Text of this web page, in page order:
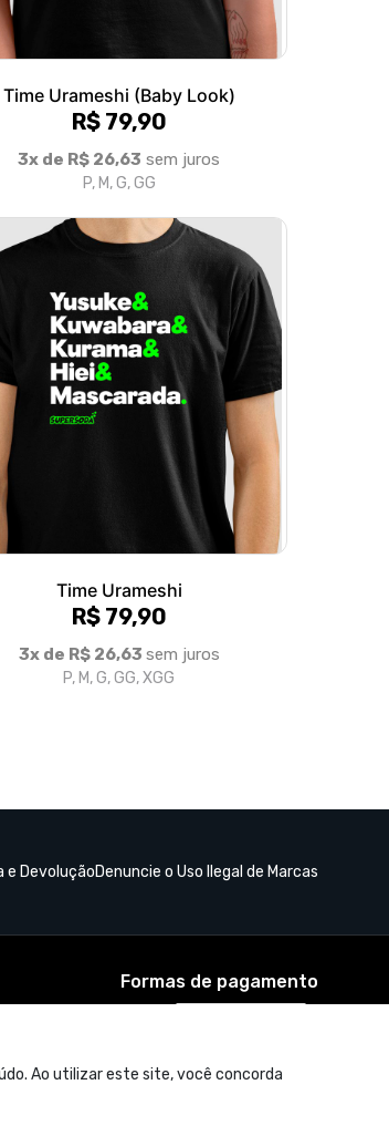
Time Urameshi
R$ 79,90
3x de R$ 26,63sem juros
P, M, G, GG, XGG
Ao utilizar este site, você concorda
e DevoluçãoDenuncie o Uso Ilegal de Marcas